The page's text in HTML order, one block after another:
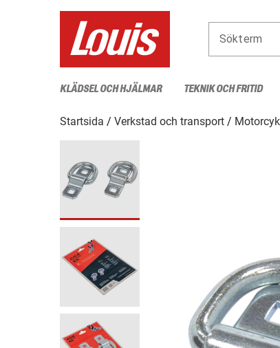
Sökterm
KLÄDSEL OCH HJÄLMAR TEKNIK OCH FRITID
Startsida Verkstad och transport